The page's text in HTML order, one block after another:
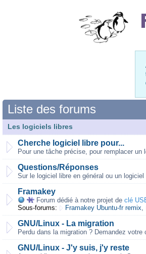
Liste des forums
Les logiciels libres
Cherche logiciel libre pour...
Pour une tâche précise, pour remplacer un
Questions/Réponses
Sur le logiciel libre en général ou un
Framakey
Forum dédié à notre projet de clé
Sous-forums:
Framakey Ubuntu-fr remix,
GNU/Linux - La migration
Perdu dans la migration ? Demandez
GNU/Linux - J'y suis, j'y reste